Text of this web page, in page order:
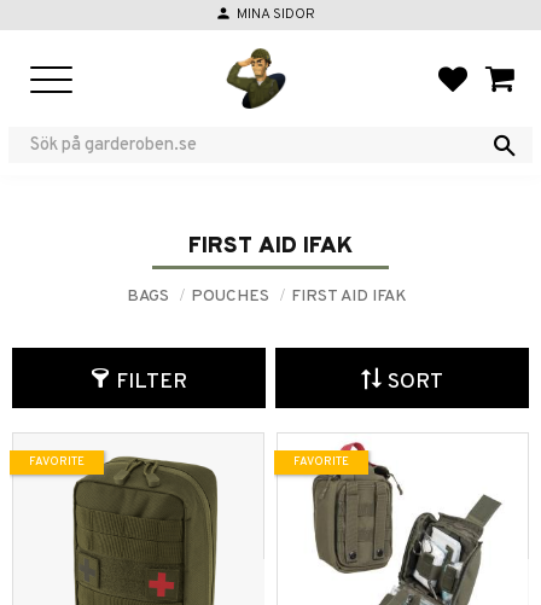
person MINA SIDOR
FIRST AID IFAK
BAGS POUCHES FIRST AID IFAK
FILTER SORT
FAVORITE FAVORITE